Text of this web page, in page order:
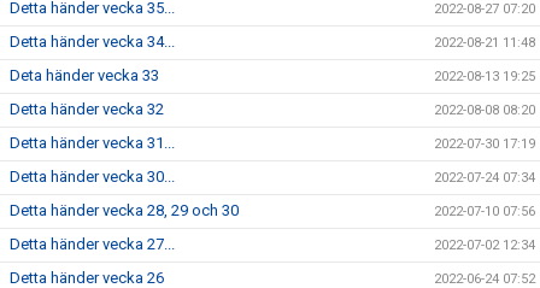
Detta händer vecka 35... 2022-08-27 07:20
Detta händer vecka 34... 2022-08-21 11:48
Deta händer vecka 33 2022-08-13 19:25
Detta händer vecka 32 2022-08-08 08:20
Detta händer vecka 31... 2022-07-30 17:19
Detta händer vecka 30... 2022-07-24 07:34
Detta händer vecka 28, 29 och 30 2022-07-10 07:56
Detta händer vecka 27... 2022-07-02 12:34
Detta händer vecka 26 2022-06-24 07:52